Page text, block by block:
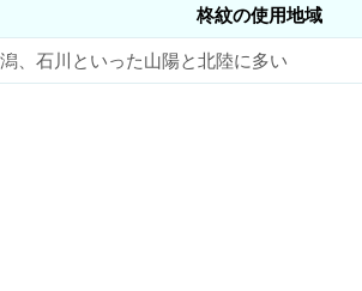
柊紋の使用地域
、石川といった山陽と北陸に多い